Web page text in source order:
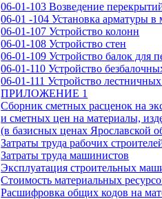
06-01-103 Возведение
06-01 -104 Установка арматуры
06-01-107 Устройство колонн
06-01-108 Устройство стен
06-01-109 Устройство балок для
06-01-110 Устройство
06-01-111 Устройство
ПРИЛОЖЕНИЕ 1
Сборник сметных расценок на
и сметных цен на материалы,
(в базисных ценах Ярославской
Затраты труда рабочих
Затраты труда машинистов
Эксплуатация строительных
Стоимость материальных
Расшифровка общих кодов на